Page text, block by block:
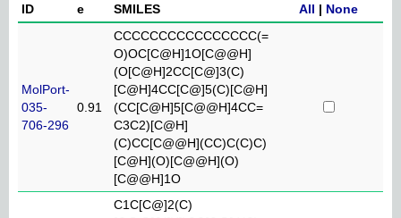
ID
e
SMILES
All | None
MolPort-
035-
706-296
0.91
CCCCCCCCCCCCCCCC(=
O)OC[C@H]1O[C@@H]
(O[C@H]2CC[C@]3(C)
[C@H]4CC[C@]5(C)[C@H]
(CC[C@H]5[C@@H]4CC=
C3C2)[C@H]
(C)CC[C@@H](CC)C(C)C)
[C@H](O)[C@@H](O)
[C@@H]1O
C1C[C@]2(C)